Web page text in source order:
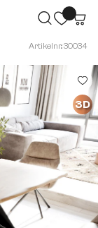
Artikelnr.: 30034
3D